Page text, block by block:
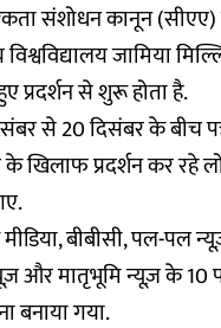
संशोधन कानून (सीएए)
जामिया
से शुरू होता है.
से 20 दिसंबर के बीच
खिलाफ प्रदर्शन कर रहे
बीबीसी, पल-पल
और मातृभूमि न्यूज़ के 10
बनाया गया.